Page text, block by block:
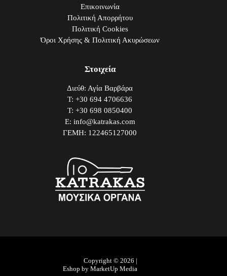
Επικοινωνία
Πολιτική Απορρήτου
Πολιτική Cookies
Όροι Χρήσης & Πολιτική Ακυρώσεων
Στοιχεία
Διεύθ: Αγία Βαρβάρα
Τ: +30 694 4706636
Τ: +30 698 0850400
E: info@katrakas.com
ΓΕΜΗ: 122465127000
Copyright © 2026 |
Eshop by MarketUp Media